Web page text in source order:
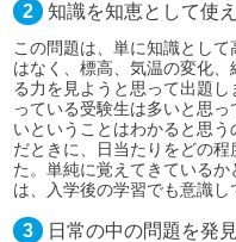
2 知識を知恵として使
この問題は、単に知識とし
はなく、標高、気温の変化
る力を見ようと思って出題
っている受験生は多いと思
いということはわかると思
だときに、日当たりをどの
た。単純に覚えてきている
は、入学後の学習でも意識し
3 日常の中の問題を発